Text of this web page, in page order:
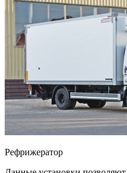
Рефрижератор